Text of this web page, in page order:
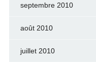
septembre 2010
août 2010
juillet 2010